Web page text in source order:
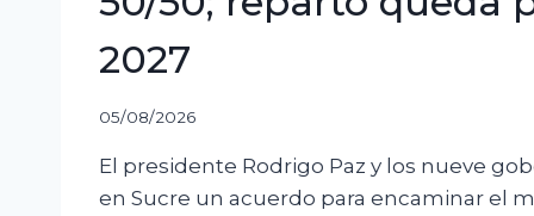
2027
05/08/2026
El presidente Rodrigo Paz y los nueve
en Sucre un acuerdo para encaminar el